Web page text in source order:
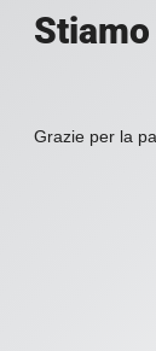
Grazie per la